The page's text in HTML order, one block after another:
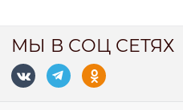
МЫ В СОЦ СЕТЯХ